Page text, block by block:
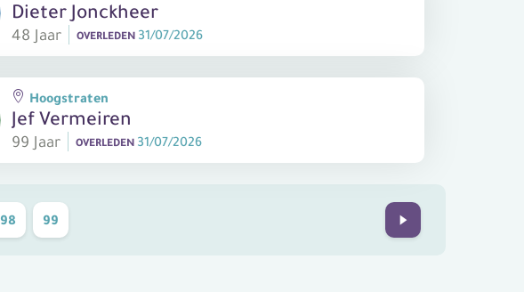
Dieter Jonckheer
48 Jaar OVERLEDEN 31/07/2026
Jef Vermeiren
99 Jaar
Hoogstraten
OVERLEDEN 31/07/2026
98 99 Next